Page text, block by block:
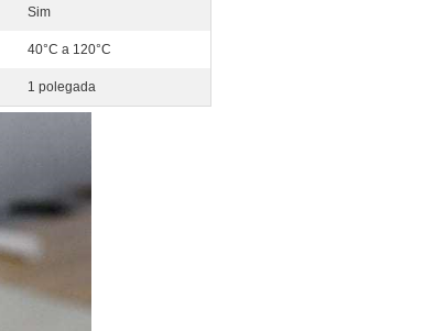
Sim
40°C a 120°C
1 polegada